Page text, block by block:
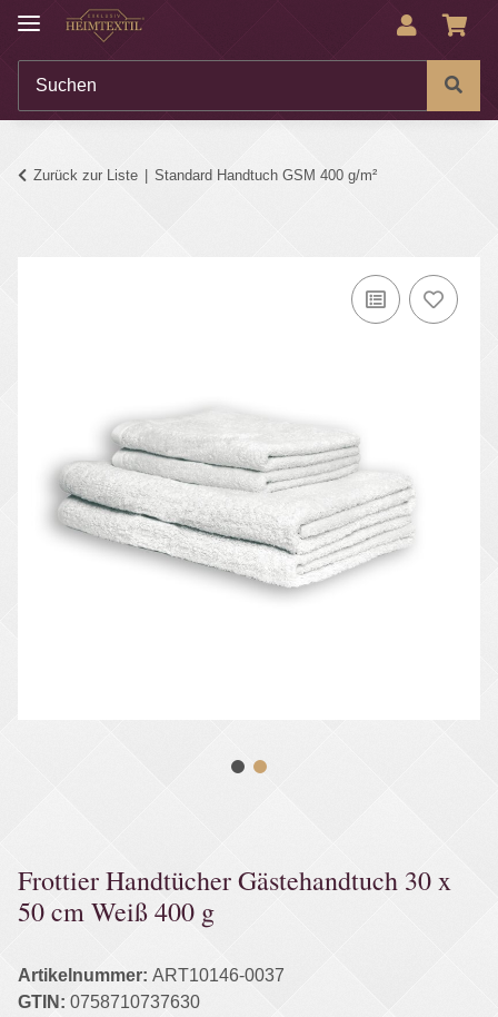
Zurück zur Liste Standard Handtuch GSM 400 g/m²
Frottier Handtücher Gästehandtuch 30 x
50 cm Weiß 400 g
Artikelnummer: ART10146-0037
GTIN: 0758710737630